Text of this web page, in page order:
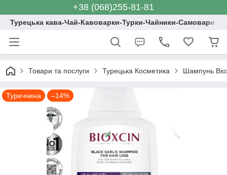
+38 (068)255-81-81
Турецька кава-Чай-Кавоварки-Турки-Чайники-Самовари
Товари та послуги Турецька Косметика Шампунь
Туреччина –14%